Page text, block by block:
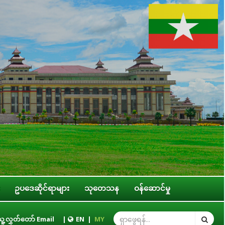
ဥပဒေဆိုင်ရာများ သုတေသန ဝန်ဆောင်မှု
ာ်မတီနှင့် ပြည်ထောင်စုအဆင့် အဖွဲ့အစည်းများ၊ ဝန်ကြီးဌာနများ၊ တိုင်းဒေ
လွှတ်တော် Email | EN | MY